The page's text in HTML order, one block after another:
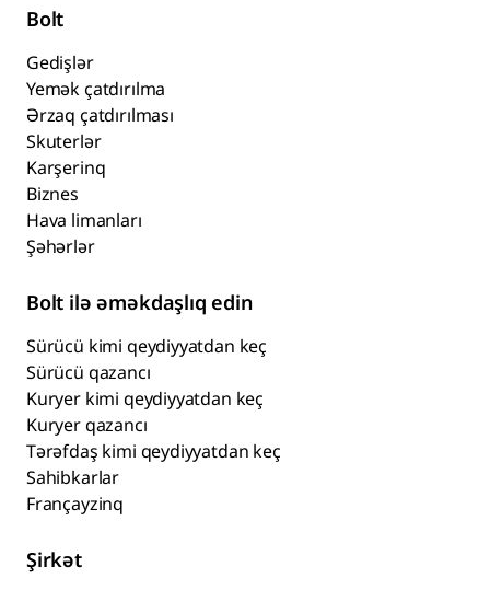
Bolt
Gedişlər
Yemək çatdırılma
Ərzaq çatdırılması
Skuterlər
Karşerinq
Biznes
Hava limanları
Şəhərlər
Bolt ilə əməkdaşlıq edin
Sürücü kimi qeydiyyatdan keç
Sürücü qazancı
Kuryer kimi qeydiyyatdan keç
Kuryer qazancı
Tərəfdaş kimi qeydiyyatdan keç
Sahibkarlar
Françayzinq
Şirkət